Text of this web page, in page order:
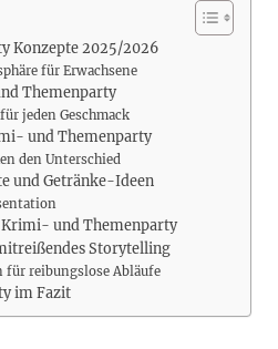
Konzepte 2025/2026
für Erwachsene
Themenparty
jeden Geschmack
und Themenparty
den Unterschied
und Getränke-Ideen
und Themenparty
Storytelling
für reibungslose Abläufe
im Fazit